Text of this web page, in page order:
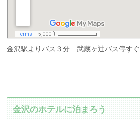
金沢駅よりバス３分 武蔵ヶ辻バス停すぐ
金沢のホテルに泊まろう